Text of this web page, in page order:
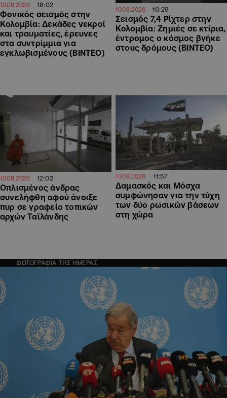
10.08.2026 18:02
Φονικός σεισμός στην
Κολομβία: Δεκάδες νεκροί
και τραυματίες, έρευνες
στα συντρίμμια για
εγκλωβισμένους (ΒΙΝΤΕΟ)
10.08.2026 16:29
Σεισμός 7,4 Ρίχτερ στην
Κολομβία: Ζημιές σε κτίρια,
έντρομος ο κόσμος βγήκε
στους δρόμους (ΒΙΝΤΕΟ)
10.08.2026 12:02
Οπλισμένος άνδρας
συνελήφθη αφού άνοιξε
πυρ σε γραφείο τοπικών
αρχών Ταϊλάνδης
10.08.2026 11:57
Δαμασκός και Μόσχα
συμφώνησαν για την τύχη
των δύο ρωσικών βάσεων
στη χώρα
ΦΩΤΟΓΡΑΦΙΑ ΤΗΣ ΗΜΕΡΑΣ